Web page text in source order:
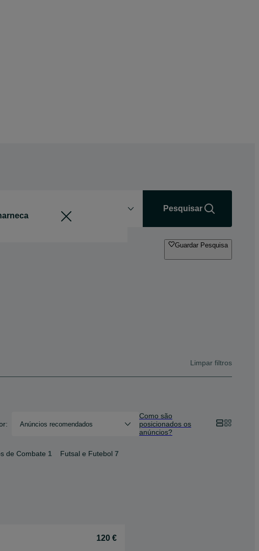
Pesquisar
Guardar Pesquisa
Limpar filtros
Anúncios recomendados
Como são
posicionados os
anúncios?
de Combate 1 Futsal e Futebol 7
120 €